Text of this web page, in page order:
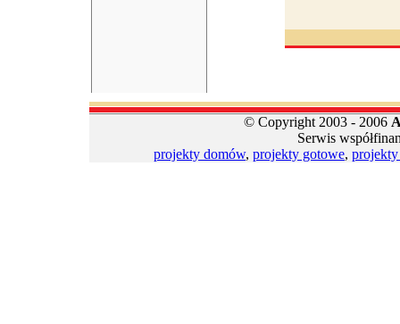
© Copyright 2003 - 2006
Serwis
projekty domów, projekty gotowe,